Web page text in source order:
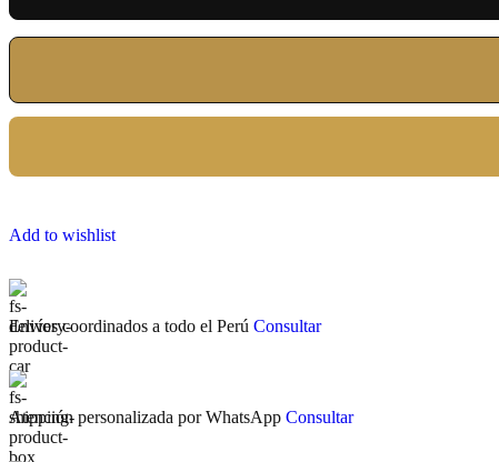
Add to wishlist
Envíos coordinados a todo el Perú Consultar
Atención personalizada por WhatsApp Consultar